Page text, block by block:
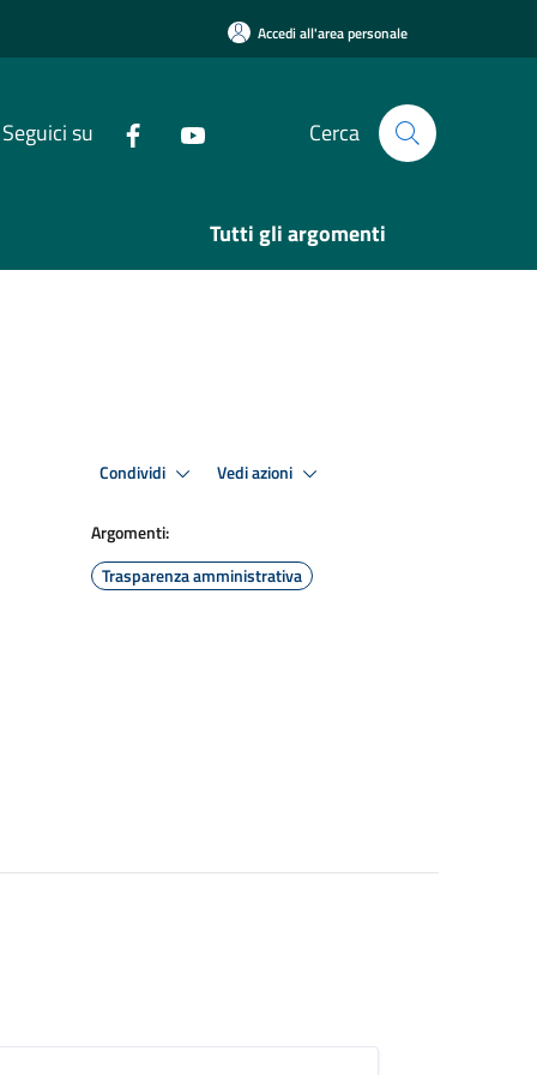
Accedi all'area personale
Seguici su Cerca
Tutti gli argomenti
Condividi Vedi azioni
Argomenti:
Trasparenza amministrativa